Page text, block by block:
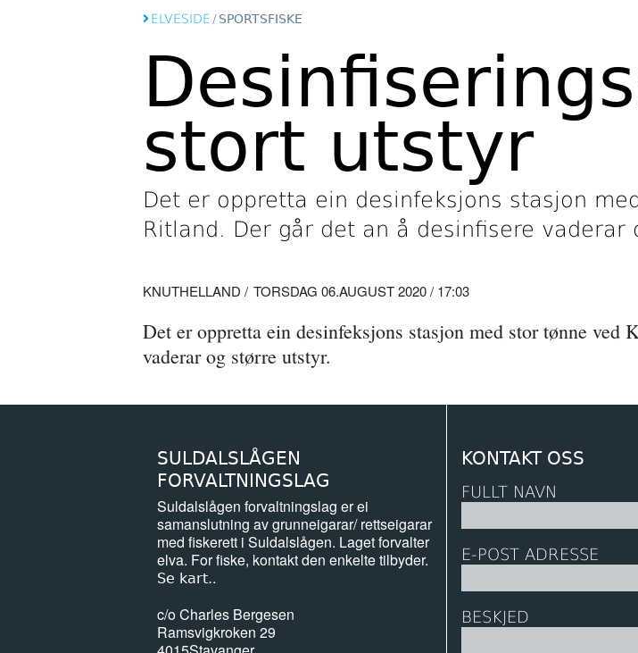
ELVESIDE /SPORTSFISKE
stort utstyr
Det er oppretta ein desinfeksjons stasjon
Ritland. Der går det an å desinfisere vaderar
KNUTHELLAND TORSDAG 06.AUGUST 2020 / 17:03
Det er oppretta ein desinfeksjons stasjon med stor tønne
vaderar og større utstyr.
SULDALSLÅGEN
FORVALTNINGSLAG
Suldalslågen forvaltningslag er ei
samanslutning av grunneigarar/ rettseigarar
med fiskerett i Suldalslågen. Laget forvalter
elva. For fiske, kontakt den enkelte tilbyder.
Se kart..
c/o Charles Bergesen
Ramsvigkroken 29
KONTAKT OSS
FULLT NAVN
E-POST ADRESSE
BESKJED